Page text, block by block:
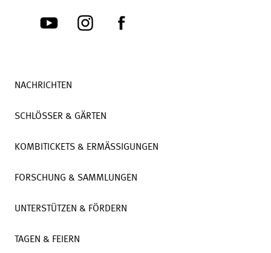
NACHRICHTEN
SCHLÖSSER & GÄRTEN
KOMBITICKETS & ERMÄSSIGUNGEN
FORSCHUNG & SAMMLUNGEN
UNTERSTÜTZEN & FÖRDERN
TAGEN & FEIERN